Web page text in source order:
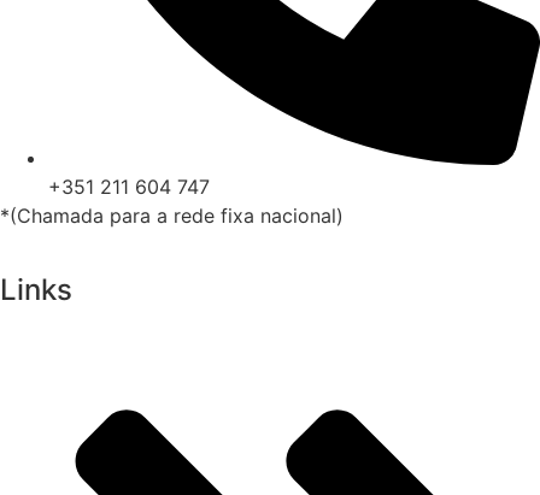
+351 211 604 747
*(Chamada para a rede fixa nacional)
Links